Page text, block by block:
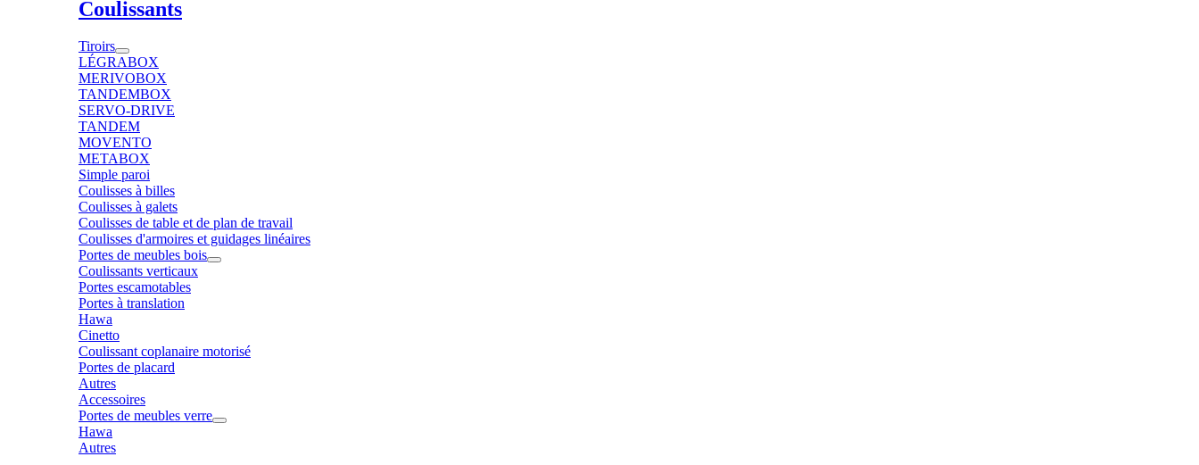
Coulissants
Tiroirs
LÉGRABOX
MERIVOBOX
TANDEMBOX
SERVO-DRIVE
TANDEM
MOVENTO
METABOX
Simple paroi
Coulisses à billes
Coulisses à galets
Coulisses de table et de plan de travail
Coulisses d'armoires et guidages linéaires
Portes de meubles bois
Coulissants verticaux
Portes escamotables
Portes à translation
Hawa
Cinetto
Coulissant coplanaire motorisé
Portes de placard
Autres
Accessoires
Portes de meubles verre
Hawa
Autres